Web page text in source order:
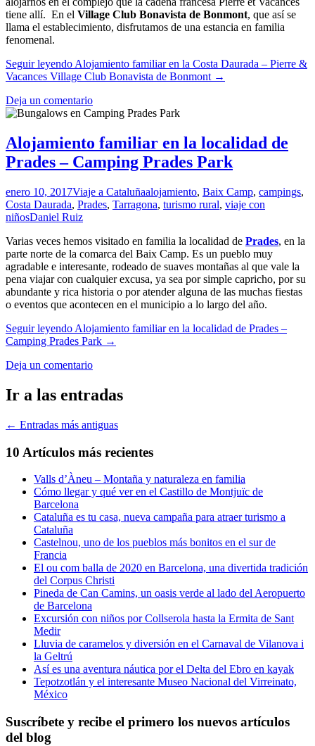
tiene allí. En el Village Club Bonavista de Bonmont, que así se
llama el establecimiento, disfrutamos de una estancia en familia
fenomenal.
Seguir leyendo Alojamiento familiar en la Costa Daurada – Pierre &
Vacances Village Club Bonavista de Bonmont →
Deja un comentario
Alojamiento familiar en la localidad de
Prades – Camping Prades Park
enero 10, 2017Viaje a Cataluñaalojamiento, Baix Camp, campings,
Costa Daurada, Prades, Tarragona, turismo rural, viaje con
niñosDaniel Ruiz
Varias veces hemos visitado en familia la localidad de Prades, en la
parte norte de la comarca del Baix Camp. Es un pueblo muy
agradable e interesante, rodeado de suaves montañas al que vale la
pena viajar con cualquier excusa, ya sea por simple capricho, por su
abundante y rica historia o por atender alguna de las muchas fiestas
o eventos que acontecen en el municipio a lo largo del año.
Seguir leyendo Alojamiento familiar en la localidad de Prades –
Camping Prades Park →
Deja un comentario
Ir a las entradas
← Entradas más antiguas
10 Artículos más recientes
Valls d’Àneu – Montaña y naturaleza en familia
Cómo llegar y qué ver en el Castillo de Montjuïc de
Barcelona
Cataluña es tu casa, nueva campaña para atraer turismo a
Cataluña
Castelnou, uno de los pueblos más bonitos en el sur de
Francia
El ou com balla de 2020 en Barcelona, una divertida tradición
del Corpus Christi
Pineda de Can Camins, un oasis verde al lado del Aeropuerto
de Barcelona
Excursión con niños por Collserola hasta la Ermita de Sant
Medir
Lluvia de caramelos y diversión en el Carnaval de Vilanova i
la Geltrú
Así es una aventura náutica por el Delta del Ebro en kayak
Tepotzotlán y el interesante Museo Nacional del Virreinato,
México
Suscríbete y recibe el primero los nuevos artículos
del blog